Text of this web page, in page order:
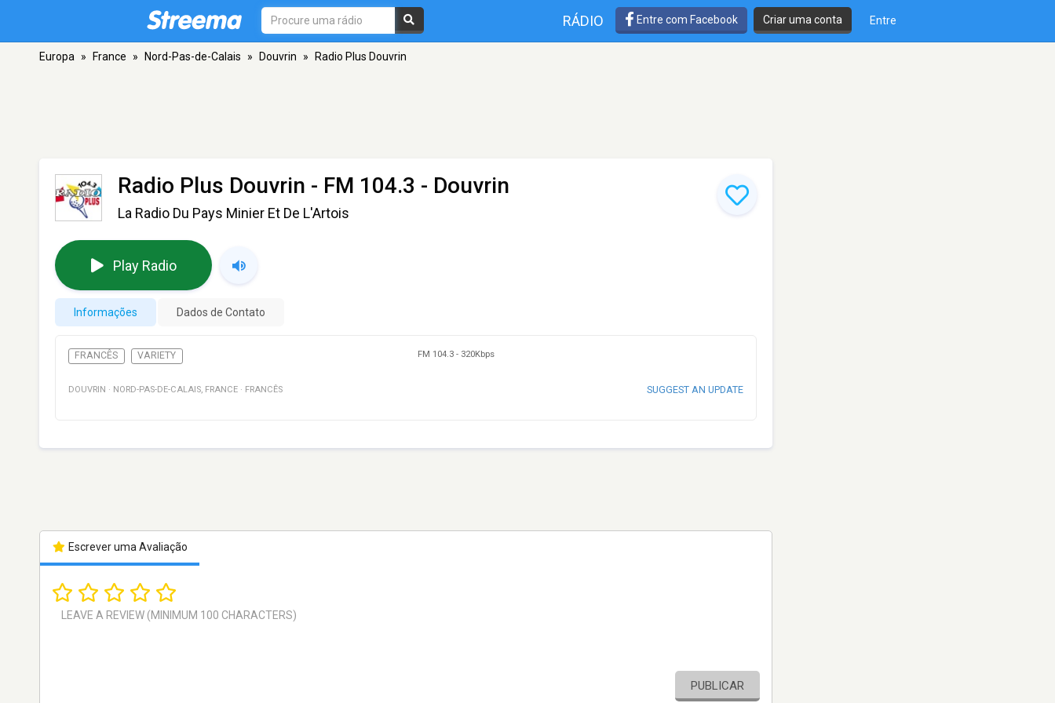
RÁDIO Entre com Facebook Criar uma conta Entre
Europa » France » Nord-Pas-de-Calais » Douvrin » Radio Plus Douvrin
Radio Plus Douvrin - FM 104.3 - Douvrin
La Radio Du Pays Minier Et De L'Artois
Play Radio
Informações Dados de Contato
FRANCÊS VARIETY FM 104.3 - 320Kbps
DOUVRIN · NORD-PAS-DE-CALAIS, FRANCE · FRANCÊS SUGGEST AN UPDATE
Escrever uma Avaliação
PUBLICAR